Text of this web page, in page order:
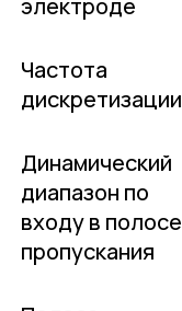
электроде
Частота
дискретизации
Динамический
диапазон по
входу в полосе
пропускания